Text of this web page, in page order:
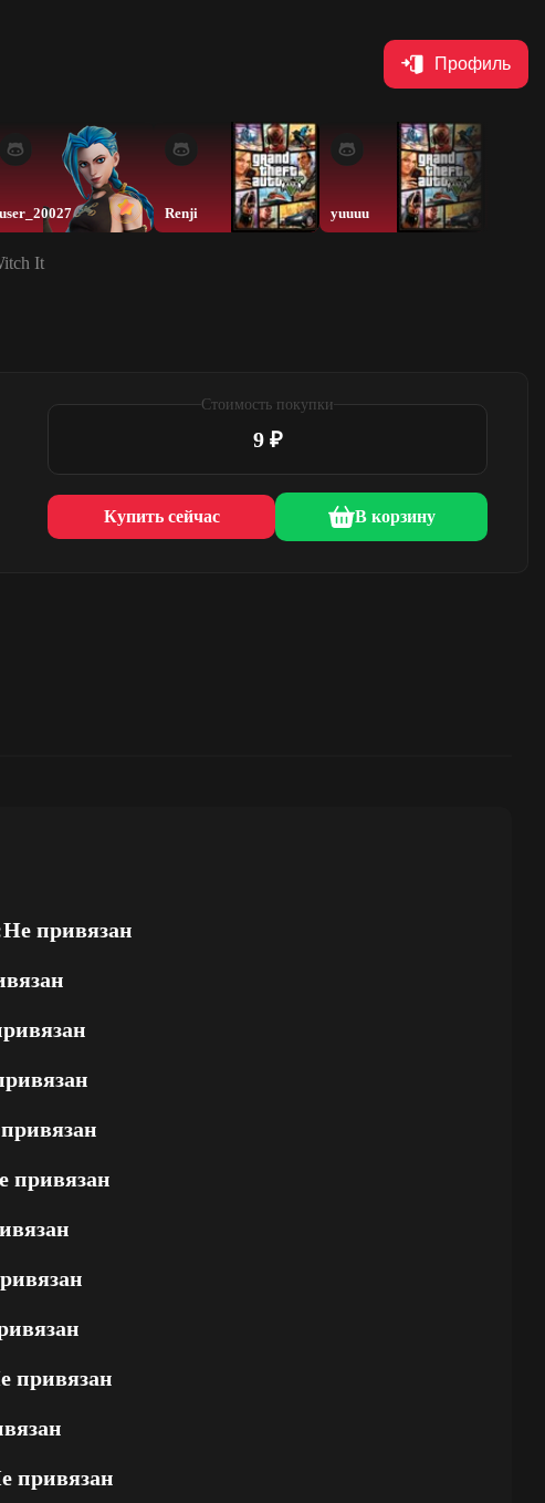
Профиль
user_20027 Renji yuuuu
It
Стоимость покупки
9 ₽
Купить сейчас В корзину
Не привязан
привязан
привязан
привязан